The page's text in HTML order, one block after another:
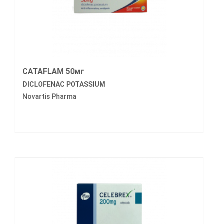
CATAFLAM 50мг
DICLOFENAC POTASSIUM
Novartis Pharma